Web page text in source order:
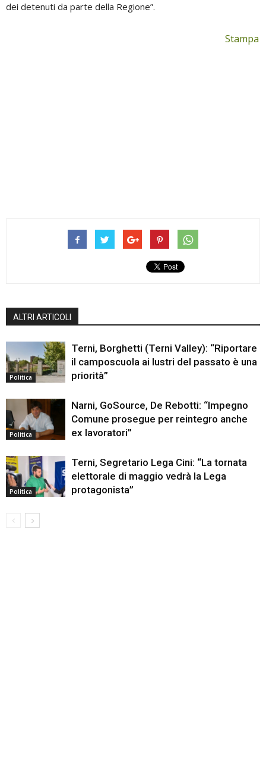
dei detenuti da parte della Regione”.
Stampa
ALTRI ARTICOLI
Politica
Terni, Borghetti (Terni Valley): “Riportare
il camposcuola ai lustri del passato è una
priorità”
Politica
Narni, GoSource, De Rebotti: “Impegno
Comune prosegue per reintegro anche
ex lavoratori”
Politica
Terni, Segretario Lega Cini: “La tornata
elettorale di maggio vedrà la Lega
protagonista”